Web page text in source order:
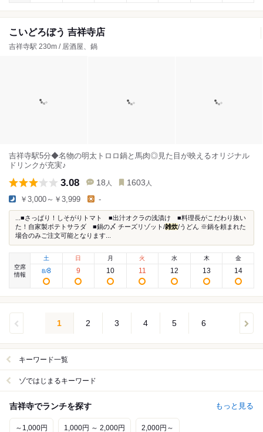
こいどろぼう 吉祥寺店
吉祥寺駅 230m / 居酒屋、鍋
吉祥寺駅5分◆名物の明太トロロ鍋と馬肉◎見た目が映えるオリジナル
ドリンクが充実♪
3.08 18 人 1603 人
￥3,000～￥3,999 -
...■さっぱり！しそがりトマト ■出汁オクラの浅漬け ■料理長がこだわり抜い
た！自家製ポテトサラダ ■鍋の〆 チーズリゾット/雑炊/うどん ※鍋を頼まれた
場合のみご注文可能となります...
空席
情報
土
8/8
日
9
月
10
火
11
水
12
木
13
金
14
1 2 3 4 5 6
キーワード一覧
ゾではじまるキーワード
吉祥寺でランチを探す もっと見る
～1,000円 1,000円 ～ 2,000円 2,000円～